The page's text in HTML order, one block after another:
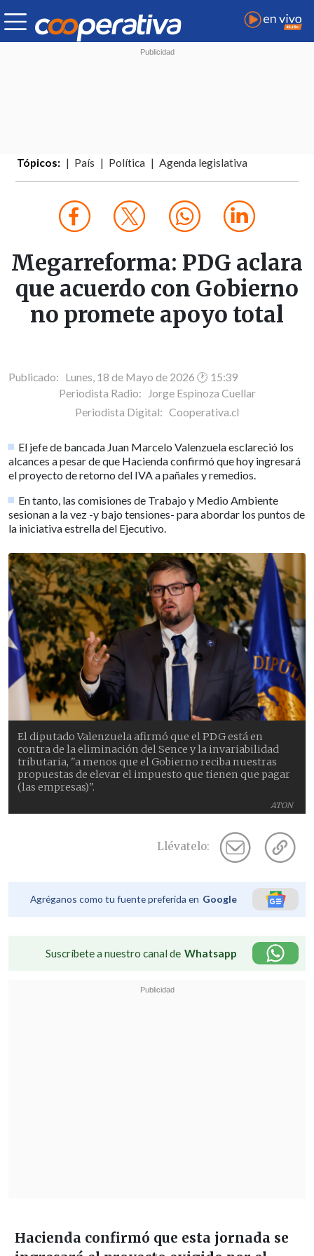
Tópicos: País Política Agenda legislativa
Megarreforma: PDG aclara
que acuerdo con Gobierno
no promete apoyo total
Publicado: Lunes, 18 de Mayo de 2026 🕐 15:39
Periodista Radio:
Jorge Espinoza Cuellar
Periodista Digital: Cooperativa.cl
El jefe de bancada Juan Marcelo Valenzuela esclareció los
alcances a pesar de que Hacienda confirmó que hoy ingresará
el proyecto de retorno del IVA a pañales y remedios.
En tanto, las comisiones de Trabajo y Medio Ambiente
sesionan a la vez -y bajo tensiones- para abordar los puntos de
la iniciativa estrella del Ejecutivo.
ATON
El diputado Valenzuela afirmó que el PDG está en
contra de la eliminación del Sence y la invariabilidad
tributaria, "a menos que el Gobierno reciba nuestras
propuestas de elevar el impuesto que tienen que pagar
(las empresas)".
Llévatelo:
Agréganos como tu fuente preferida en Google
Suscríbete a nuestro canal de Whatsapp
Hacienda confirmó que esta jornada se